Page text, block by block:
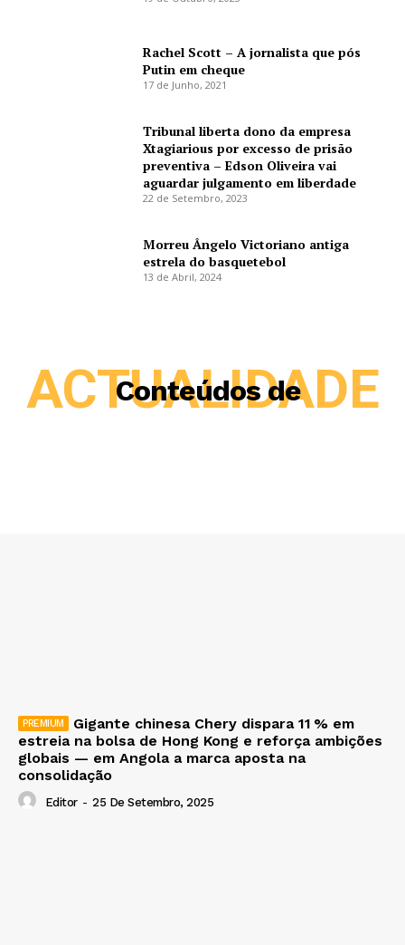
Rachel Scott – A jornalista que pós
Putin em cheque
17 de Junho, 2021
Tribunal liberta dono da empresa
Xtagiarious por excesso de prisão
preventiva – Edson Oliveira vai
aguardar julgamento em liberdade
22 de Setembro, 2023
Morreu Ângelo Victoriano antiga
estrela do basquetebol
13 de Abril, 2024
Conteúdos de
ACTUALIDADE
Gigante chinesa Chery dispara 11 % em
estreia na bolsa de Hong Kong e reforça ambições
globais — em Angola a marca aposta na
consolidação
Editor - 25 De Setembro, 2025